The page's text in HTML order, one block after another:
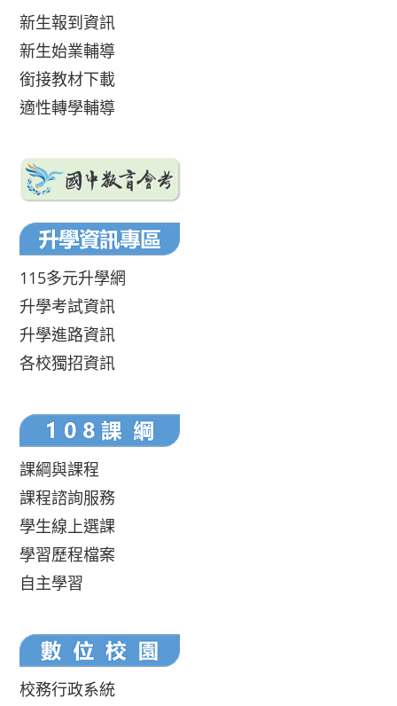
新生報到資訊
新生始業輔導
銜接教材下載
適性轉學輔導
115多元升學網
升學考試資訊
升學進路資訊
各校獨招資訊
課綱與課程
課程諮詢服務
學生線上選課
學習歷程檔案
自主學習
校務行政系統